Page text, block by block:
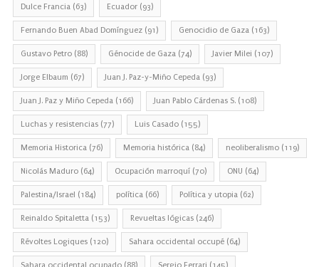
Dulce Francia (63) Ecuador (93)
Fernando Buen Abad Domínguez (91) Genocidio de Gaza (163)
Gustavo Petro (88) Génocide de Gaza (74) Javier Milei (107)
Jorge Elbaum (67) Juan J. Paz-y-Miño Cepeda (93)
Juan J. Paz y Miño Cepeda (166) Juan Pablo Cárdenas S. (108)
Luchas y resistencias (77) Luis Casado (155)
Memoria Historica (76) Memoria histórica (84) neoliberalismo (119)
Nicolás Maduro (64) Ocupación marroquí (70) ONU (64)
Palestina/Israel (184) política (66) Política y utopia (62)
Reinaldo Spitaletta (153) Revueltas lógicas (246)
Révoltes Logiques (120) Sahara occidental occupé (64)